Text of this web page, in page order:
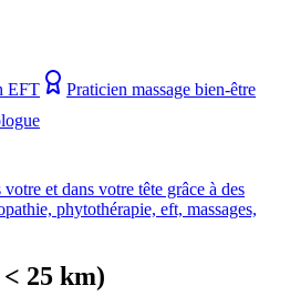
EFT
Praticien massage bien-être
et dans votre tête grâce à des
phytothérapie, eft, massages,
< 25 km)